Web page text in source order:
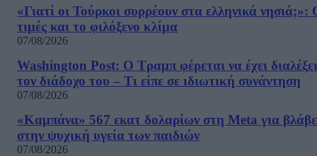
«Γιατί οι Τούρκοι συρρέουν στα ελληνικά νησιά;»:
τιμές και το φιλόξενο κλίμα
07/08/2026
Washington Post: Ο Τραμπ φέρεται να έχει διαλέξει
τον διάδοχο του – Τι είπε σε ιδιωτική συνάντηση
07/08/2026
«Καμπάνα» 567 εκατ δολαρίων στη Meta για
στην ψυχική υγεία των παιδιών
07/08/2026